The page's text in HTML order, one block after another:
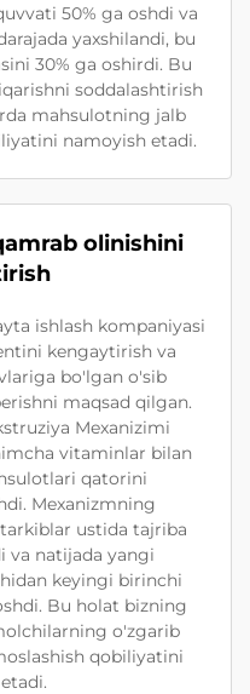
50% ga oshdi va
yaxshilandi, bu
30% ga oshirdi. Bu
soddalashtirish
mahsulotning jalb
namoyish etadi.
olinishini
ishlash kompaniyasi
kengaytirish va
bo'lgan o'sib
maqsad qilgan.
Mexanizimi
vitaminlar bilan
qatorini
Mexanizmning
ustida tajriba
va natijada yangi
keyingi birinchi
Bu holat bizning
o'zgarib
qobiliyatini